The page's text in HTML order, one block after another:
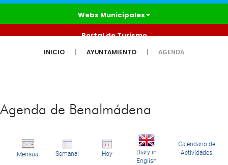
Webs Municipales
Portal de Turismo
INICIO AYUNTAMIENTO AGENDA
Agenda de Benalmádena
Mensual Semanal Hoy
Diary in
English
Calendario de
Actividades